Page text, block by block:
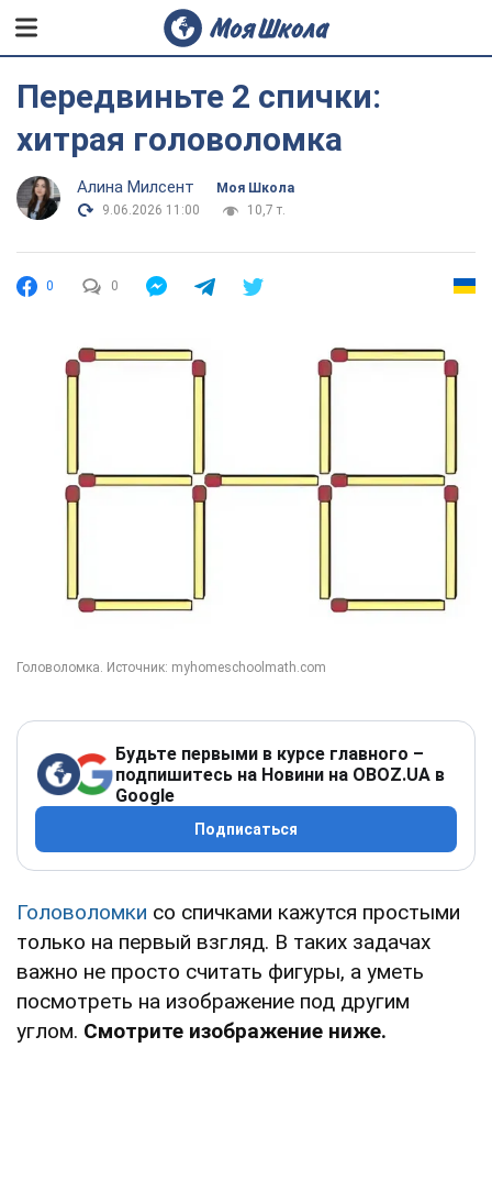
Передвиньте 2 спички:
хитрая головоломка
Алина Милсент
Моя Школа
9.06.2026 11:00
10,7 т.
0 0
Будьте первыми в курсе главного –
подпишитесь на Новини на OBOZ.UA в
Google
Подписаться
Головоломки со спичками кажутся простыми
только на первый взгляд. В таких задачах
важно не просто считать фигуры, а уметь
посмотреть на изображение под другим
углом. Смотрите изображение ниже.